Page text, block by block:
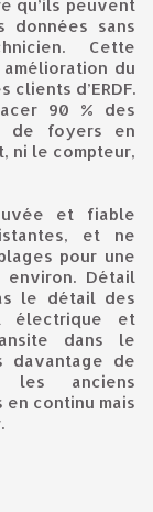
qu’ils peuvent
sans
Cette
du
d’ERDF.
90 % des
de foyers en
ni le compteur,
et fiable
et ne
pour une
environ. Détail
le détail des
électrique et
dans le
davantage de
les anciens
en continu mais